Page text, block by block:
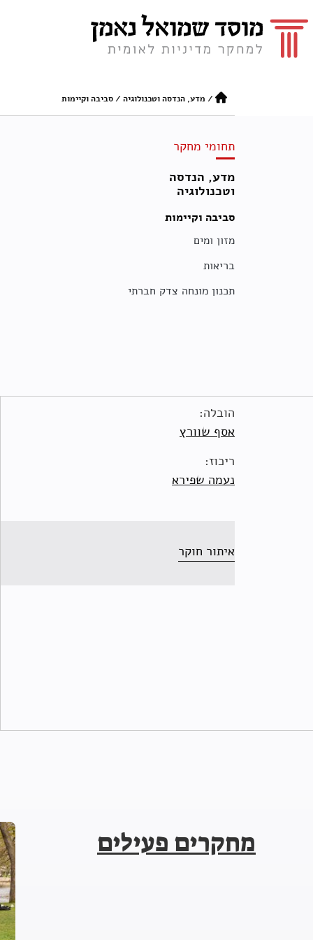
/ מדע, הנדסה וטכנולוגיה /סביבה וקיימות
תחומי מחקר
מדע, הנדסה
וטכנולוגיה
סביבה וקיימות
מזון ומים
בריאות
תכנון מונחה צדק חברתי
הובלה:
אסף שוורץ
ריכוז:
נעמה שפירא
איתור חוקר
מחקרים פעילים